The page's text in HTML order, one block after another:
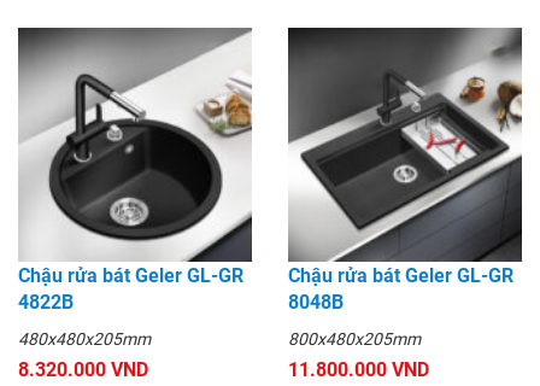
Chậu rửa bát Geler GL-GR
4822B
480x480x205mm
8.320.000 VND
Chậu rửa bát Geler GL-GR
8048B
800x480x205mm
11.800.000 VND